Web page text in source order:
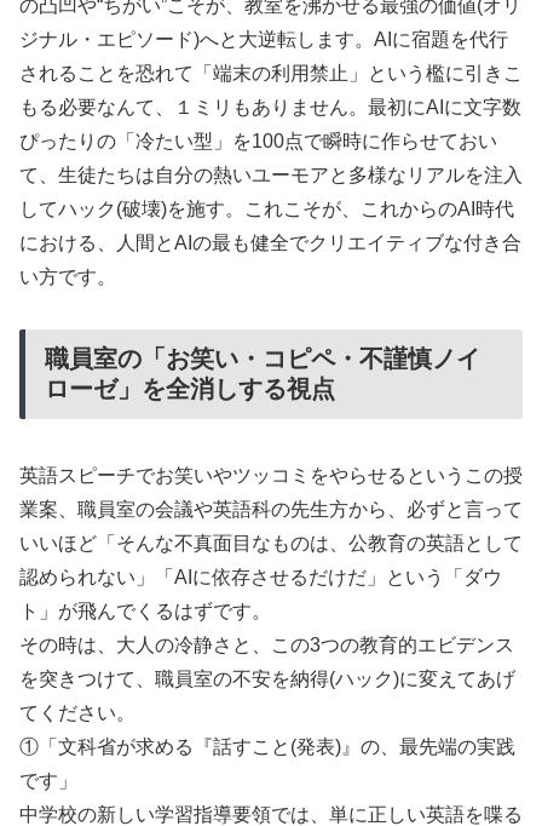
の凸凹や“ちがい”こそが、教室を沸かせる最強の価値(オリ
ジナル・エピソード)へと大逆転します。AIに宿題を代行
されることを恐れて「端末の利用禁止」という檻に引きこ
もる必要なんて、１ミリもありません。最初にAIに文字数
ぴったりの「冷たい型」を100点で瞬時に作らせておい
て、生徒たちは自分の熱いユーモアと多様なリアルを注入
してハック(破壊)を施す。これこそが、これからのAI時代
における、人間とAIの最も健全でクリエイティブな付き合
い方です。
職員室の「お笑い・コピペ・不謹慎ノイ
ローゼ」を全消しする視点
英語スピーチでお笑いやツッコミをやらせるというこの授
業案、職員室の会議や英語科の先生方から、必ずと言って
いいほど「そんな不真面目なものは、公教育の英語として
認められない」「AIに依存させるだけだ」という「ダウ
ト」が飛んでくるはずです。
その時は、大人の冷静さと、この3つの教育的エビデンス
を突きつけて、職員室の不安を納得(ハック)に変えてあげ
てください。
①「文科省が求める『話すこと(発表)』の、最先端の実践
です」
中学校の新しい学習指導要領では、単に正しい英語を喋る